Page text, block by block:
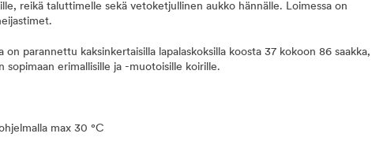
reikä taluttimelle sekä vetoketjullinen aukko hännälle. Loimessa on
parannettu kaksinkertaisilla lapalaskoksilla koosta 37 kokoon 86 saakka,
sopimaan erimallisille ja -muotoisille koirille.
max 30 °C